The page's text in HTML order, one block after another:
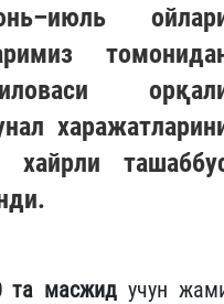
хайрли
та масжид учун